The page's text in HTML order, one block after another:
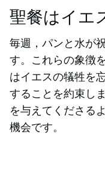
聖餐はイエ
毎週，パンと水が
す。これらの象徴
はイエスの犠牲を
することを約束し
を与えてくださる
機会です。